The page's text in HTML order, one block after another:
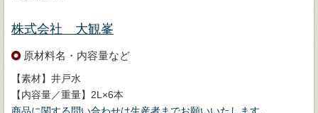
株式会社 大観峯
原材料名・内容量など
【素材】井戸水
【内容量／重量】2L×6本
商品に関する問い合わせは生産者までお願いいたします。